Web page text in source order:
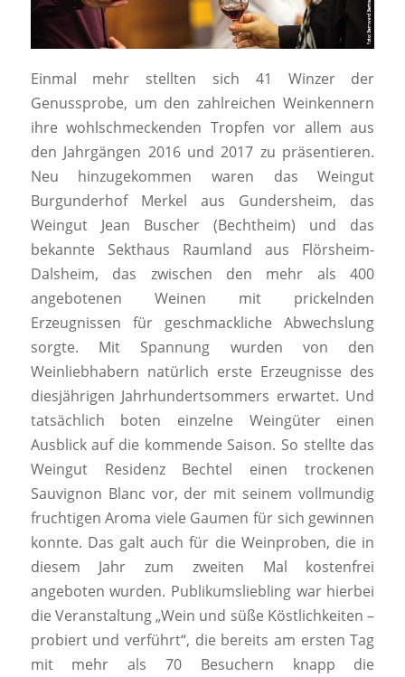
Einmal mehr stellten sich 41 Winzer der
Genussprobe, um den zahlreichen Weinkennern
ihre wohlschmeckenden Tropfen vor allem aus
den Jahrgängen 2016 und 2017 zu präsentieren.
Neu hinzugekommen waren das Weingut
Burgunderhof Merkel aus Gundersheim, das
Weingut Jean Buscher (Bechtheim) und das
bekannte Sekthaus Raumland aus Flörsheim-
Dalsheim, das zwischen den mehr als 400
angebotenen Weinen mit prickelnden
Erzeugnissen für geschmackliche Abwechslung
sorgte. Mit Spannung wurden von den
Weinliebhabern natürlich erste Erzeugnisse des
diesjährigen Jahrhundertsommers erwartet. Und
tatsächlich boten einzelne Weingüter einen
Ausblick auf die kommende Saison. So stellte das
Weingut Residenz Bechtel einen trockenen
Sauvignon Blanc vor, der mit seinem vollmundig
fruchtigen Aroma viele Gaumen für sich gewinnen
konnte. Das galt auch für die Weinproben, die in
diesem Jahr zum zweiten Mal kostenfrei
angeboten wurden. Publikumsliebling war hierbei
die Veranstaltung „Wein und süße Köstlichkeiten –
probiert und verführt“, die bereits am ersten Tag
mit mehr als 70 Besuchern knapp die